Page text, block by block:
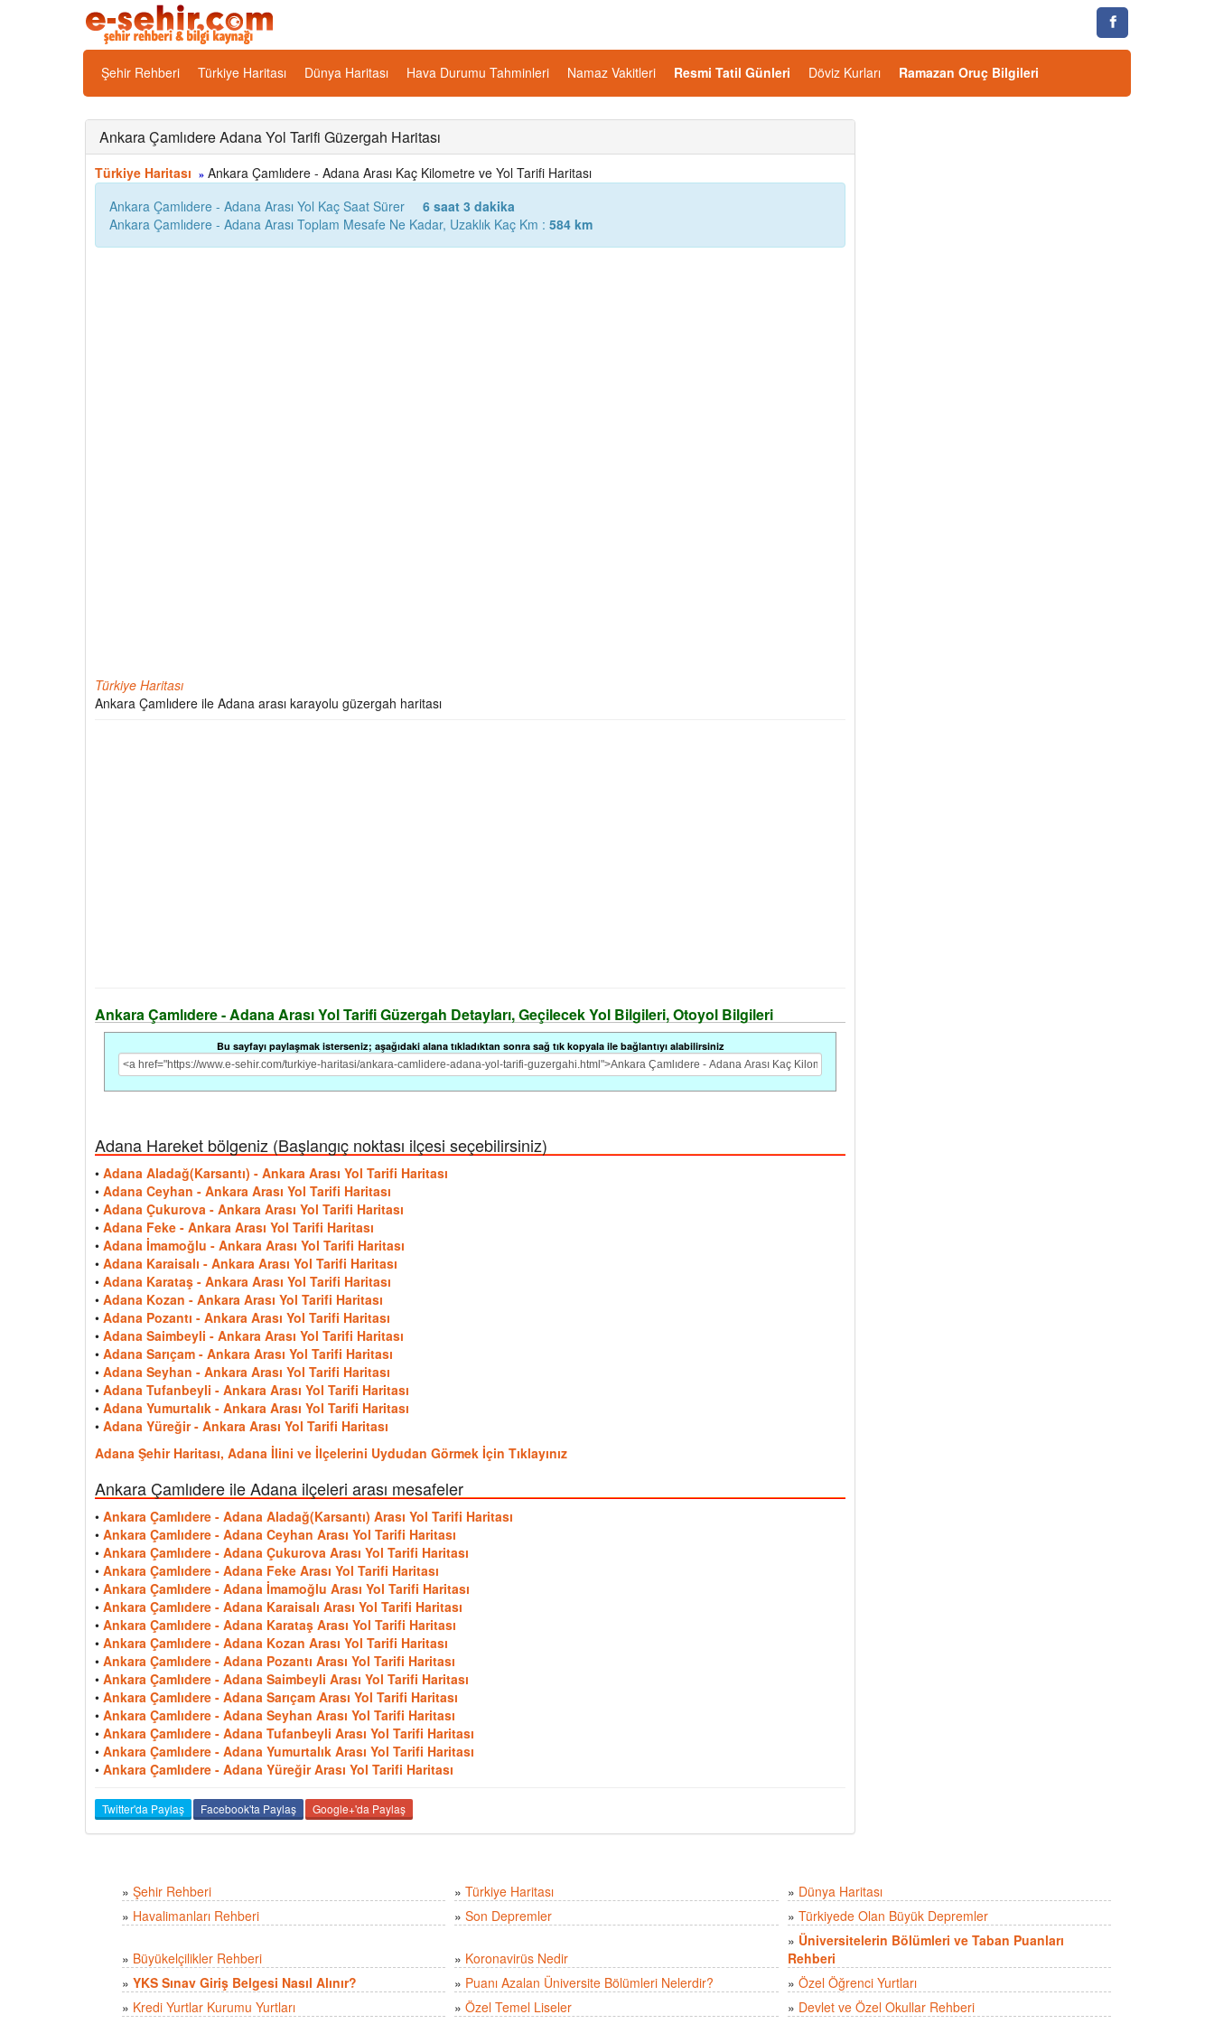
Şehir Rehberi Türkiye Haritası Dünya Haritası Hava Durumu Tahminleri Namaz Vakitleri Resmi Tatil Günleri Döviz Kurları Ramazan Oruç Bilgileri
Ankara Çamlıdere Adana Yol Tarifi Güzergah Haritası
Türkiye Haritası » Ankara Çamlıdere - Adana Arası Kaç Kilometre ve Yol Tarifi Haritası
Ankara Çamlıdere - Adana Arası Yol Kaç Saat Sürer
6 saat 3 dakika
Ankara Çamlıdere - Adana Arası Toplam Mesafe Ne Kadar, Uzaklık Kaç Km : 584 km
Türkiye Haritası
Ankara Çamlıdere ile Adana arası karayolu güzergah haritası
Ankara Çamlıdere - Adana Arası Yol Tarifi Güzergah Detayları, Geçilecek Yol Bilgileri, Otoyol Bilgileri
Bu sayfayı paylaşmak isterseniz; aşağıdaki alana tıkladıktan sonra sağ tık kopyala ile bağlantıyı alabilirsiniz
Adana Hareket bölgeniz (Başlangıç noktası ilçesi seçebilirsiniz)
• Adana Aladağ(Karsantı) - Ankara Arası Yol Tarifi Haritası
• Adana Ceyhan - Ankara Arası Yol Tarifi Haritası
• Adana Çukurova - Ankara Arası Yol Tarifi Haritası
• Adana Feke - Ankara Arası Yol Tarifi Haritası
• Adana İmamoğlu - Ankara Arası Yol Tarifi Haritası
• Adana Karaisalı - Ankara Arası Yol Tarifi Haritası
• Adana Karataş - Ankara Arası Yol Tarifi Haritası
• Adana Kozan - Ankara Arası Yol Tarifi Haritası
• Adana Pozantı - Ankara Arası Yol Tarifi Haritası
• Adana Saimbeyli - Ankara Arası Yol Tarifi Haritası
• Adana Sarıçam - Ankara Arası Yol Tarifi Haritası
• Adana Seyhan - Ankara Arası Yol Tarifi Haritası
• Adana Tufanbeyli - Ankara Arası Yol Tarifi Haritası
• Adana Yumurtalık - Ankara Arası Yol Tarifi Haritası
• Adana Yüreğir - Ankara Arası Yol Tarifi Haritası
Adana Şehir Haritası, Adana İlini ve İlçelerini Uydudan Görmek İçin Tıklayınız
Ankara Çamlıdere ile Adana ilçeleri arası mesafeler
• Ankara Çamlıdere - Adana Aladağ(Karsantı) Arası Yol Tarifi Haritası
• Ankara Çamlıdere - Adana Ceyhan Arası Yol Tarifi Haritası
• Ankara Çamlıdere - Adana Çukurova Arası Yol Tarifi Haritası
• Ankara Çamlıdere - Adana Feke Arası Yol Tarifi Haritası
• Ankara Çamlıdere - Adana İmamoğlu Arası Yol Tarifi Haritası
• Ankara Çamlıdere - Adana Karaisalı Arası Yol Tarifi Haritası
• Ankara Çamlıdere - Adana Karataş Arası Yol Tarifi Haritası
• Ankara Çamlıdere - Adana Kozan Arası Yol Tarifi Haritası
• Ankara Çamlıdere - Adana Pozantı Arası Yol Tarifi Haritası
• Ankara Çamlıdere - Adana Saimbeyli Arası Yol Tarifi Haritası
• Ankara Çamlıdere - Adana Sarıçam Arası Yol Tarifi Haritası
• Ankara Çamlıdere - Adana Seyhan Arası Yol Tarifi Haritası
• Ankara Çamlıdere - Adana Tufanbeyli Arası Yol Tarifi Haritası
• Ankara Çamlıdere - Adana Yumurtalık Arası Yol Tarifi Haritası
• Ankara Çamlıdere - Adana Yüreğir Arası Yol Tarifi Haritası
Twitter'da Paylaş Facebook'ta Paylaş Google+'da Paylaş
» Şehir Rehberi » Türkiye Haritası » Dünya Haritası
» Havalimanları Rehberi » Son Depremler » Türkiyede Olan Büyük Depremler
» Büyükelçilikler Rehberi » Koronavirüs Nedir
» Üniversitelerin Bölümleri ve Taban Puanları
Rehberi
» YKS Sınav Giriş Belgesi Nasıl Alınır? » Puanı Azalan Üniversite Bölümleri Nelerdir? » Özel Öğrenci Yurtları
» Kredi Yurtlar Kurumu Yurtları » Özel Temel Liseler » Devlet ve Özel Okullar Rehberi